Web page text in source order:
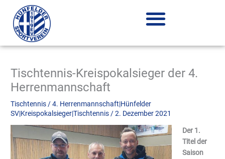
Inhalt
springen
Tischtennis-Kreispokalsieger der 4.
Herrenmannschaft
Tischtennis /4. Herrenmannschaft|Hünfelder
SV|Kreispokalsieger|Tischtennis /2. Dezember 2021
Der 1.
Titel der
Saison